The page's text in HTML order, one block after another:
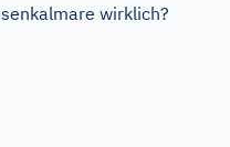
wirklich?